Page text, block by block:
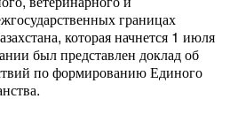
границах
которая начнется 1 июля
был представлен доклад об
по формированию Единого